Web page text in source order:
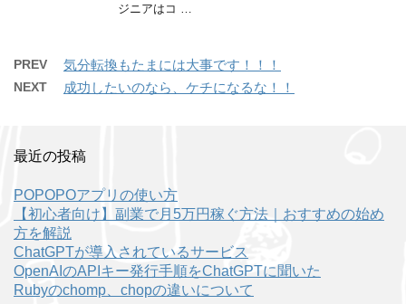
ジニアはコ …
PREV 気分転換もたまには大事です！！！
NEXT 成功したいのなら、ケチになるな！！
最近の投稿
POPOPOアプリの使い方
【初心者向け】副業で月5万円稼ぐ方法｜おすすめの始め
方を解説
ChatGPTが導入されているサービス
OpenAIのAPIキー発行手順をChatGPTに聞いた
Rubyのchomp、chopの違いについて